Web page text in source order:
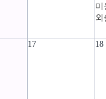
미
외
17 18